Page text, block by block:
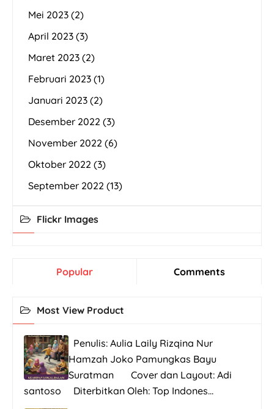
Mei 2023 (2)
April 2023 (3)
Maret 2023 (2)
Februari 2023 (1)
Januari 2023 (2)
Desember 2022 (3)
November 2022 (6)
Oktober 2022 (3)
September 2022 (13)
Flickr Images
Popular Comments
Most View Product
Penulis: Aulia Laily Rizqina Nur
Hamzah Joko Pamungkas Bayu
Suratman Cover dan Layout: Adi
santoso Diterbitkan Oleh: Top Indones...